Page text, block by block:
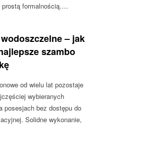
prostą formalnością.…
– jak
szambo
od wielu lat pozostaje
wybieranych
posesjach bez dostępu do
Solidne wykonanie,